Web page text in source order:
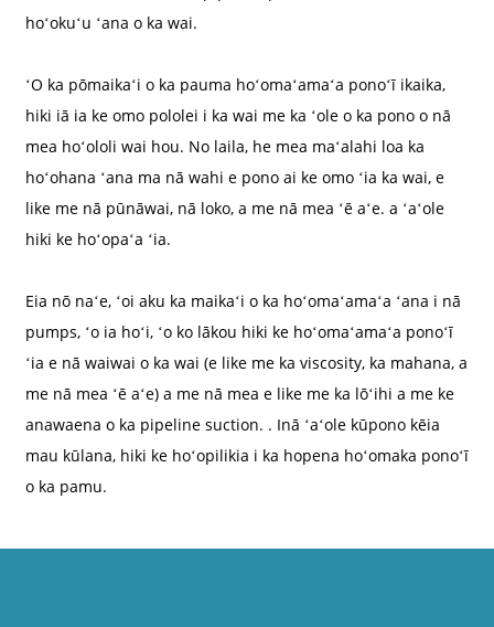
hoʻokuʻu ʻana o ka wai.
ʻO ka pōmaikaʻi o ka pauma hoʻomaʻamaʻa ponoʻī ikaika,
hiki iā ia ke omo pololei i ka wai me ka ʻole o ka pono o nā
mea hoʻololi wai hou. No laila, he mea maʻalahi loa ka
hoʻohana ʻana ma nā wahi e pono ai ke omo ʻia ka wai, e
like me nā pūnāwai, nā loko, a me nā mea ʻē aʻe. a ʻaʻole
hiki ke hoʻopaʻa ʻia.
Eia nō naʻe, ʻoi aku ka maikaʻi o ka hoʻomaʻamaʻa ʻana i nā
pumps, ʻo ia hoʻi, ʻo ko lākou hiki ke hoʻomaʻamaʻa ponoʻī
ʻia e nā waiwai o ka wai (e like me ka viscosity, ka mahana, a
me nā mea ʻē aʻe) a me nā mea e like me ka lōʻihi a me ke
anawaena o ka pipeline suction. . Inā ʻaʻole kūpono kēia
mau kūlana, hiki ke hoʻopilikia i ka hopena hoʻomaka ponoʻī
o ka pamu.